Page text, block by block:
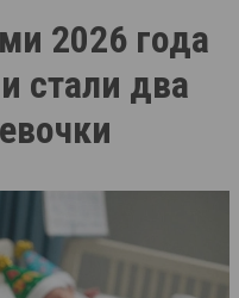
2026 года
стали два